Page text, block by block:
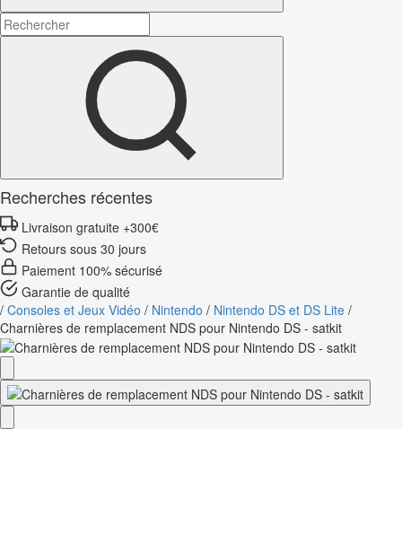
Recherches récentes
Livraison gratuite +300€
Retours sous 30 jours
Paiement 100% sécurisé
Garantie de qualité
/ Consoles et Jeux Vidéo / Nintendo / Nintendo DS et DS Lite /
Charnières de remplacement NDS pour Nintendo DS - satkit